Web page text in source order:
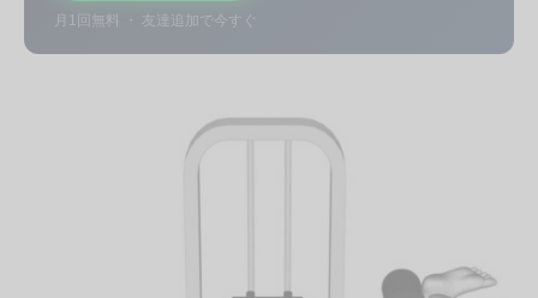
月1回無料 ・ 友達追加で今すぐ